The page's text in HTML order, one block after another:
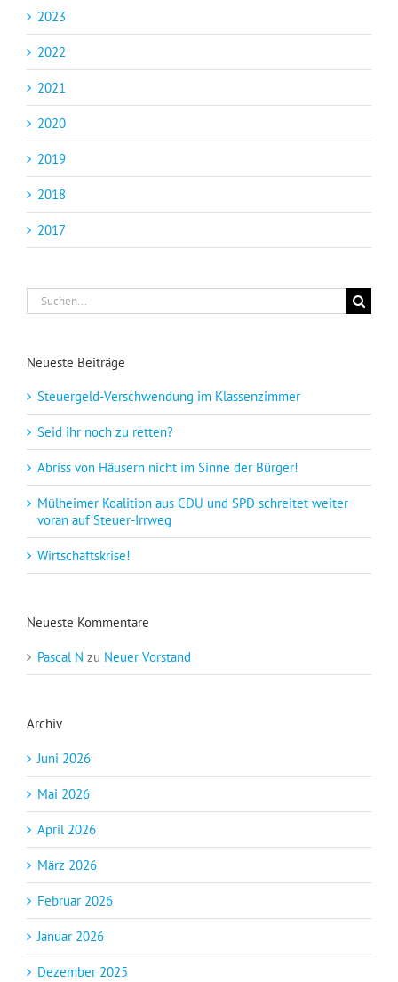
2023
2022
2021
2020
2019
2018
2017
Suche
nach:
Neueste Beiträge
Steuergeld-Verschwendung im Klassenzimmer
Seid ihr noch zu retten?
Abriss von Häusern nicht im Sinne der Bürger!
Mülheimer Koalition aus CDU und SPD schreitet weiter
voran auf Steuer-Irrweg
Wirtschaftskrise!
Neueste Kommentare
Pascal N zu Neuer Vorstand
Archiv
Juni 2026
Mai 2026
April 2026
März 2026
Februar 2026
Januar 2026
Dezember 2025